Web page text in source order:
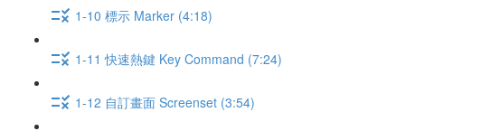
1-10 標示 Marker (4:18)
1-11 快速熱鍵 Key Command (7:24)
1-12 自訂畫面 Screenset (3:54)